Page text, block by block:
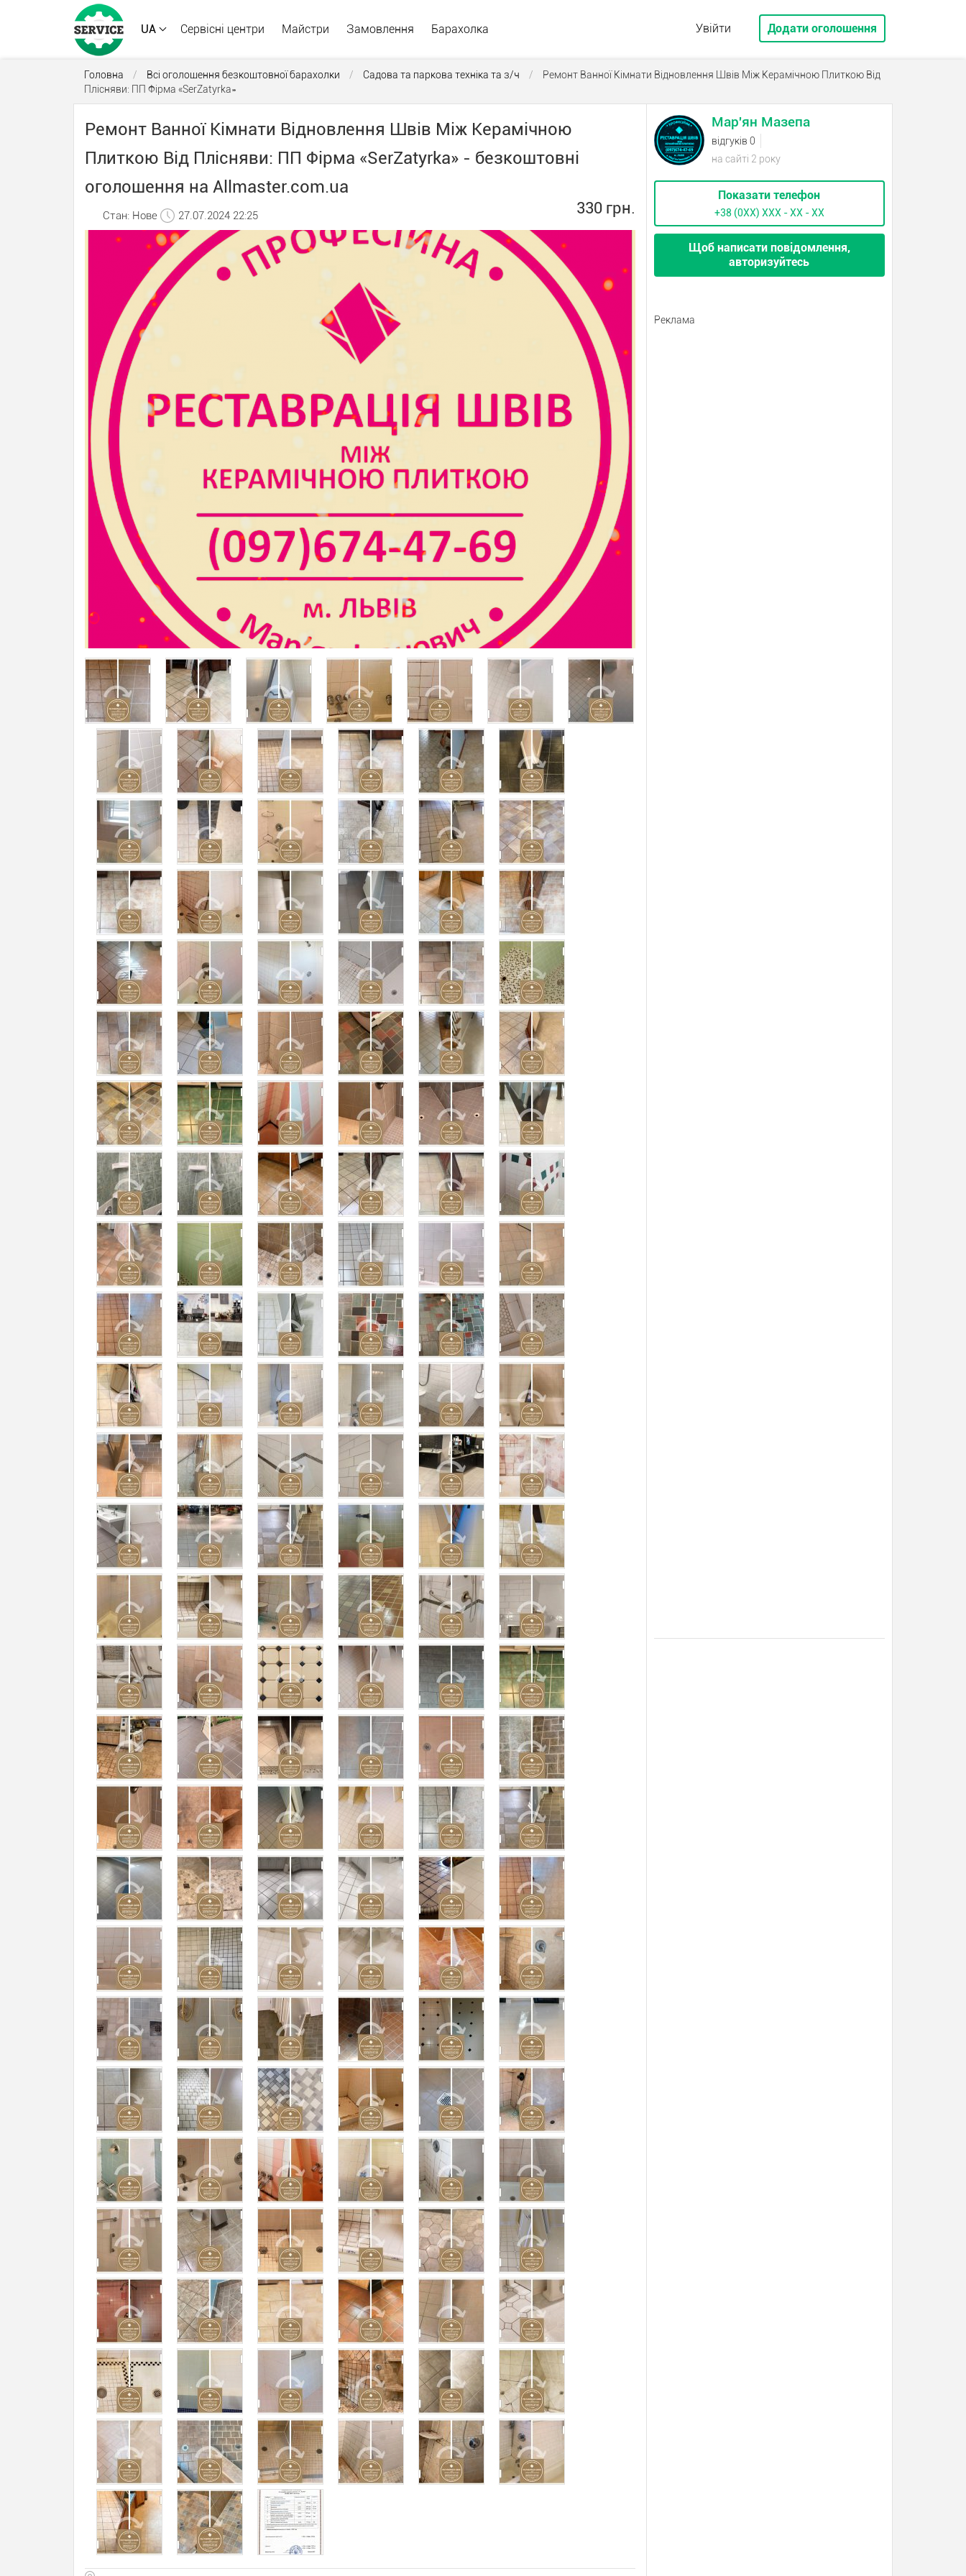
UA Сервісні центри Майстри Замовлення Барахолка Увійти Додати оголошення
Головна / Всі оголошення безкоштовної барахолки / Садова та паркова техніка та з/ч /
Ремонт Ванної Кімнати Відновлення Швів Між Керамічною Плиткою Від
Плісняви: ПП Фірма «SerZatyrka»
Ремонт Ванної Кімнати Відновлення Швів Між Керамічною
Плиткою Від Плісняви: ПП Фірма «SerZatyrka» - безкоштовні
оголошення на Allmaster.com.ua
330 грн.
Стан: Нове 27.07.2024 22:25
Мар'ян Мазепа
відгуків 0
на сайті 2 року
Показати телефон
+38 (0XX) ХХХ - ХХ - ХХ
Щоб написати повідомлення,
авторизуйтесь
Реклама